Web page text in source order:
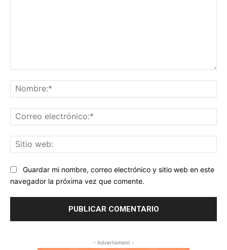
Guardar mi nombre, correo electrónico y sitio web en este
navegador la próxima vez que comente.
- Advertisment -